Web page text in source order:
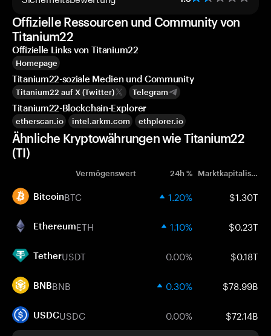
Offizielle Ressourcen und Community von
Titanium22
Offizielle Links von Titanium22
Homepage
Titanium22-soziale Medien und Community
Titanium22 auf X (Twitter) Telegram
Titanium22-Blockchain-Explorer
etherscan.io intel.arkm.com ethplorer.io
Ähnliche Kryptowährungen wie Titanium22
(TI)
Vermögenswert 24h % Marktkapitalisierung
BitcoinBTC 1.20% $1.30T
EthereumETH 1.10% $0.23T
TetherUSDT 0.00% $0.18T
BNBBNB 0.30% $78.99B
USDCUSDC 0.00% $72.14B